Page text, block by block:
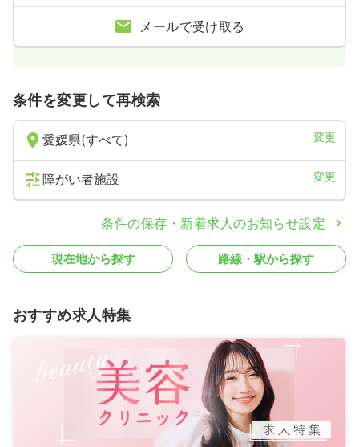
メールで受け取る
条件を変更して再検索
愛媛県(すべて) 変更
障がい者施設 変更
条件の保存・新着求人のお知らせ設定
現在地から探す 路線・駅から探す
おすすめ求人特集